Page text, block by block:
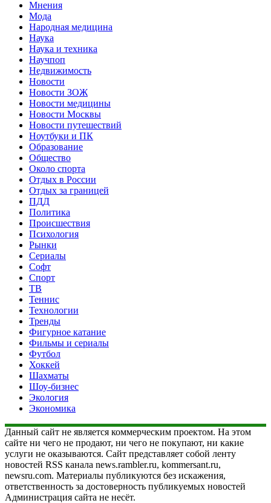
Мнения
Мода
Народная медицина
Наука
Наука и техника
Научпоп
Недвижимость
Новости
Новости ЗОЖ
Новости медицины
Новости Москвы
Новости путешествий
Ноутбуки и ПК
Образование
Общество
Около спорта
Отдых в России
Отдых за границей
ПДД
Политика
Происшествия
Психология
Рынки
Сериалы
Софт
Спорт
ТВ
Теннис
Технологии
Тренды
Фигурное катание
Фильмы и сериалы
Футбол
Хоккей
Шахматы
Шоу-бизнес
Экология
Экономика
Данный сайт не является коммерческим проектом. На этом
сайте ни чего не продают, ни чего не покупают, ни какие
услуги не оказываются. Сайт представляет собой ленту
новостей RSS канала news.rambler.ru, kommersant.ru,
newsru.com. Материалы публикуются без искажения,
ответственность за достоверность публикуемых новостей
Администрация сайта не несёт.